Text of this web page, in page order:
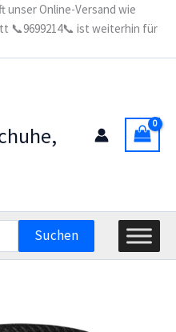
unser Online-Versand wie
📞9699214📞 ist weiterhin für
Suchen